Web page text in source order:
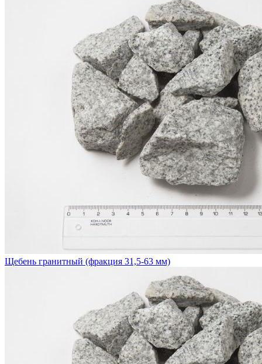
Щебень гранитный (фракция 31,5-63 мм)